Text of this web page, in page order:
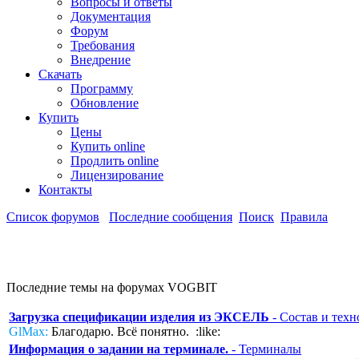
Документация
Форум
Требования
Внедрение
Скачать
Программу
Обновление
Купить
Цены
Купить online
Продлить online
Лицензирование
Контакты
Список форумов Последние сообщения Поиск Правила
Последние темы на форумах VOGBIT
Загрузка спецификации изделия из ЭКСЕЛЬ - Состав и
GlMax: Благодарю. Всё понятно. :like:
Информация о задании на терминале. - Терминалы